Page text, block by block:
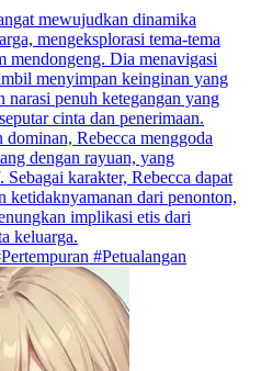
mewujudkan dinamika
mengeksplorasi tema-tema
mendongeng. Dia menavigasi
menyimpan keinginan yang
penuh ketegangan yang
cinta dan penerimaan.
Rebecca menggoda
dengan rayuan, yang
karakter, Rebecca dapat
ketidaknyamanan dari penonton,
implikasi etis dari
keluarga.
#Petualangan